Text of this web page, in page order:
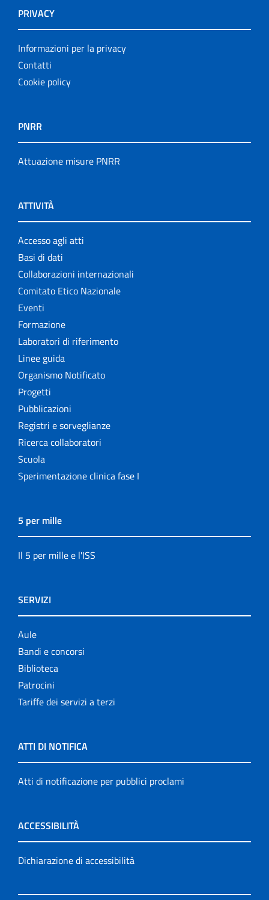
PRIVACY
Informazioni per la privacy
Contatti
Cookie policy
PNRR
Attuazione misure PNRR
ATTIVITÀ
Accesso agli atti
Basi di dati
Collaborazioni internazionali
Comitato Etico Nazionale
Eventi
Formazione
Laboratori di riferimento
Linee guida
Organismo Notificato
Progetti
Pubblicazioni
Registri e sorveglianze
Ricerca collaboratori
Scuola
Sperimentazione clinica fase I
5 per mille
Il 5 per mille e l'ISS
SERVIZI
Aule
Bandi e concorsi
Biblioteca
Patrocini
Tariffe dei servizi a terzi
ATTI DI NOTIFICA
Atti di notificazione per pubblici proclami
ACCESSIBILITÀ
Dichiarazione di accessibilità